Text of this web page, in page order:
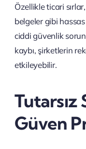
Özellikle ticari
belgeler gibi
ciddi güvenlik
kaybı, şirketlerin
etkileyebilir.
Tutarsız
Güven